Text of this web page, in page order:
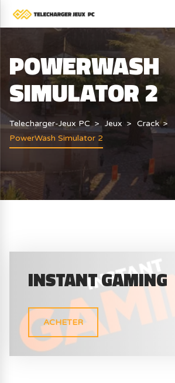
POWERWASH
SIMULATOR 2
Telecharger-Jeux PC Jeux
Crack
PowerWash Simulator 2
INSTANT GAMING
ACHETER